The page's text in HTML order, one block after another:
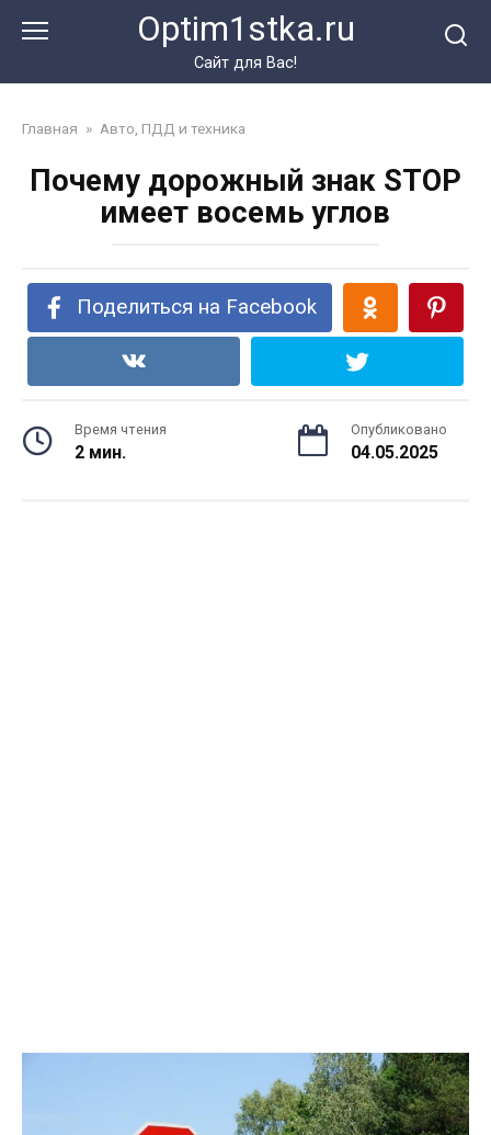
Optim1stka.ru
Сайт для Вас!
Главная » Авто, ПДД и техника
Почему дорожный знак STOP
имеет восемь углов
Поделиться на Facebook
Время чтения
2 мин.
Опубликовано
04.05.2025